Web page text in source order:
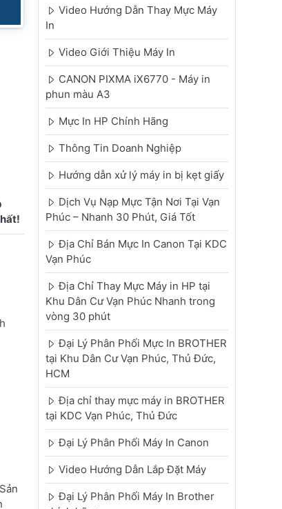
Video Hướng Dẫn Thay Mực Máy
In
Video Giới Thiệu Máy In
CANON PIXMA iX6770 - Máy in
phun màu A3
Mực In HP Chính Hãng
Thông Tin Doanh Nghiệp
Hướng dẫn xử lý máy in bị kẹt giấy
Dịch Vụ Nạp Mực Tận Nơi Tại Vạn
Phúc – Nhanh 30 Phút, Giá Tốt
Địa Chỉ Bán Mực In Canon Tại KDC
Vạn Phúc
Địa Chỉ Thay Mực Máy in HP tại
Khu Dân Cư Vạn Phúc Nhanh trong
vòng 30 phút
Đại Lý Phân Phối Mực In BROTHER
tại Khu Dân Cư Vạn Phúc, Thủ Đức,
HCM
Địa chỉ thay mực máy in BROTHER
tại KDC Vạn Phúc, Thủ Đức
Đại Lý Phân Phối Máy In Canon
Video Hướng Dẫn Lắp Đặt Máy
Đại Lý Phân Phối Máy In Brother